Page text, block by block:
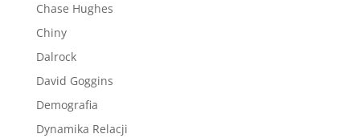
Chase Hughes
Chiny
Dalrock
David Goggins
Demografia
Dynamika Relacji